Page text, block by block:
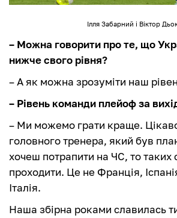
Ілля Забарний і Віктор
– Можна говорити про те, що
нижче свого рівня?
– А як можна зрозуміти наш
– Рівень команди плейоф за
– Ми можемо грати краще.
головного тренера, який був
хочеш потрапити на ЧС, то таких
проходити. Це не Франція,
Італія.
Наша збірна роками славилась